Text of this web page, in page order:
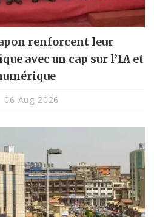
renforcent leur
avec un cap sur l’IA et
06 Aug 2026